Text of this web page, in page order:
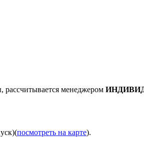
менеджером
посмотреть на карте).